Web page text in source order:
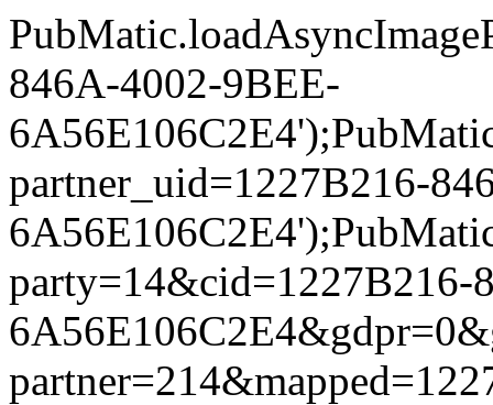
846A-4002-9BEE-
partner_uid=1227B216-
party=14&cid=1227B216-